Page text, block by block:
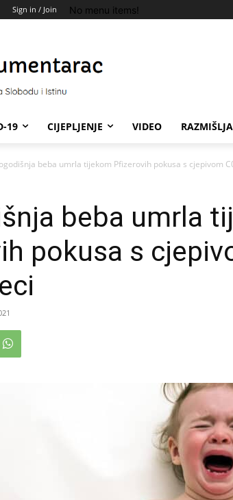
Sign in / Join No menu items!
19 CIJEPLJENJE VIDEO
beba umrla tijekom Pfizerovih pokusa s cjepivom
beba umrla
pokusa s